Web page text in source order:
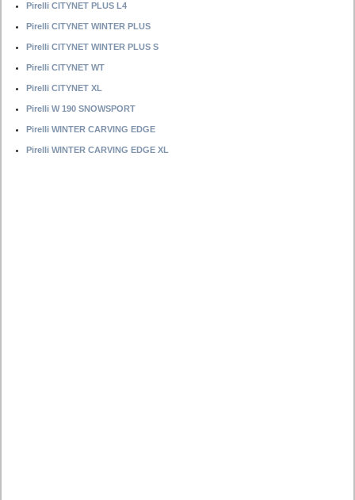
Pirelli CITYNET PLUS L4
Pirelli CITYNET WINTER PLUS
Pirelli CITYNET WINTER PLUS S
Pirelli CITYNET WT
Pirelli CITYNET XL
Pirelli W 190 SNOWSPORT
Pirelli WINTER CARVING EDGE
Pirelli WINTER CARVING EDGE XL